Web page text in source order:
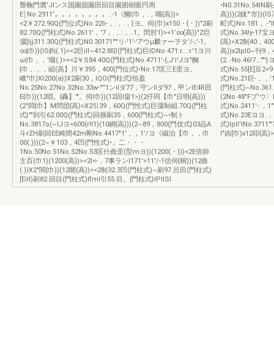
聾鞠門贋'JIンス国園固園田回目園困樹眼円周
E￨No.2911'，，，，，，，，:.-1《醐(巾，.，咽{高))>
<2￥272.90Q(門位式)No.22li-，.，.，}ヨ。伺(巾)x150・{・))"2刷
82.70Q(門柱式)No.2611'，'7，.，:，..1。閃肘1)><1‘∞(高))"Z巨
彊]ljj311.30Q(門柱式)N0.30171"'"リ-'1'-'7'ウμ麟ァーヲタ'/-;'-1。
∞{巾))(IS鈎(.1)><2巨ill~412.8叩(門柱式)巨IDNo.471:r...:r.'1ヨ川
ω{巾，，'咽(.)>><2￥S84.40Q(門柱式}No.4711'-(;J'i'Jヨ"醐
{巾，，，岨(高】川￥395，400(門位式)•No.17匡三E歪ヨ。
峨"巾)XI200(a})X2刷30，IQO(門柱式}恒盈
No.25No.27No.32No.33w-''''1ンilダ77，守ンllダ97，甲ンlE4R田
E{巾))(12唱。{轟】'"。伺I巾))(12回I畠1>)(2仔同【巾"日明{高)))
(2"悶{巾】M問団{高)>X2引39，60Q(門性式)巨彊制岨.70Q(門柱
式}""到引62.00Q(門柱式)回掴刷35，600(門柱式)~•制ト
No.3817o(~IJヨ<600(r!l1)(10網{高)))(2~89，800(門伎式}03品A
斗rZH刷回EE崎間42m剛No.4417"1'，，1'/ヨ《磁泊【巾，，巾
00(.)))(2~￥103，4凹(門性式)•」二・・・
1No.50No.51No.52No.53匡什曲歪(型mヨ))(1200(・)))<2E倍帥
主百(巾1)(1200(高))><2l<-，7事ランl171'>11'/-1信伺{桐))(12曲
(.))X2"閲{巾))(12開(高))><2制32.3凹(門柱式)~刷97.呂田(門柱式)
[Eill)刷82.回目(門柱式)lfml引55.目。{門柱式}IPllSI
•N0.31No.54lN
高)))(2銚"'市))(IS
町式)No.181，.-
式)No.34!y-1?宝
{高)>X2制40，
高))x2Ipl0~刊9，
(2..-No.46!7...""'}
式)No.55[E[豆
式)No.21巨-，，
(門柱式
(2No.48"Fプ'ウ
式)No.2411'-:，
式)No.23Eヨヨ.
式
l"凶[巾)x12叩{高